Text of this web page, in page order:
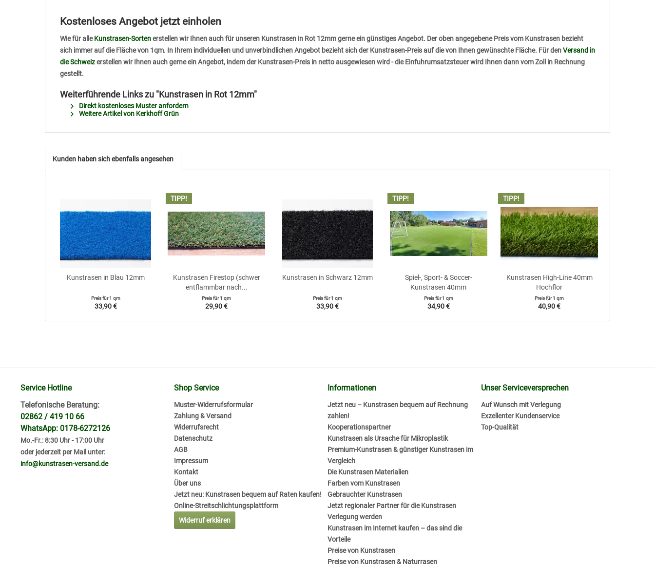
Kostenloses Angebot jetzt einholen
Wie für alleKunstrasen-Sortenerstellen wir Ihnen auch für unseren Kunstrasen in Rot 12mm gerne ein günstiges Angebot. Der oben angegebene Preis vom Kunstrasen bezieht
sich immer auf die Fläche von 1qm. In Ihrem individuellen und unverbindlichen Angebot bezieht sich der Kunstrasen-Preis auf die von Ihnen gewünschte Fläche. Für denVersand in
die Schweizerstellen wir Ihnen auch gerne ein Angebot, indem der Kunstrasen-Preis in netto ausgewiesen wird - die Einfuhrumsatzsteuer wird Ihnen dann vom Zoll in Rechnung
gestellt.
Weiterführende Links zu "Kunstrasen in Rot 12mm"
Direkt kostenloses Muster anfordern
Weitere Artikel von Kerkhoff Grün
Kunden haben sich ebenfalls angesehen
Kunstrasen in Blau 12mm
Preis für1 qm
33,90 €
TIPP!
Kunstrasen Firestop (schwer
entflammbar nach...
Preis für1 qm
29,90 €
Kunstrasen in Schwarz 12mm
Preis für1 qm
33,90 €
TIPP!
Spiel-, Sport- & Soccer-
Kunstrasen 40mm
Preis für1 qm
34,90 €
TIPP!
Kunstrasen High-Line 40mm
Hochflor
Preis für1 qm
40,90 €
Service Hotline
Telefonische Beratung:
02862 / 419 10 66
WhatsApp: 0178-6272126
Mo.-Fr.: 8:30 Uhr - 17:00 Uhr
oder jederzeit per Mail unter:
info@kunstrasen-versand.de
Shop Service
Muster-Widerrufsformular
Zahlung & Versand
Widerrufsrecht
Datenschutz
AGB
Impressum
Kontakt
Über uns
Jetzt neu: Kunstrasen bequem auf Raten kaufen!
Online-Streitschlichtungsplattform
Widerruf erklären
Informationen
Jetzt neu – Kunstrasen bequem auf Rechnung
zahlen!
Kooperationspartner
Kunstrasen als Ursache für Mikroplastik
Premium-Kunstrasen & günstiger Kunstrasen im
Vergleich
Die Kunstrasen Materialien
Farben vom Kunstrasen
Gebrauchter Kunstrasen
Jetzt regionaler Partner für die Kunstrasen
Verlegung werden
Kunstrasen im Internet kaufen – das sind die
Vorteile
Preise von Kunstrasen
Preise von Kunstrasen & Naturrasen
Unser Serviceversprechen
Auf Wunsch mit Verlegung
Exzellenter Kundenservice
Top-Qualität